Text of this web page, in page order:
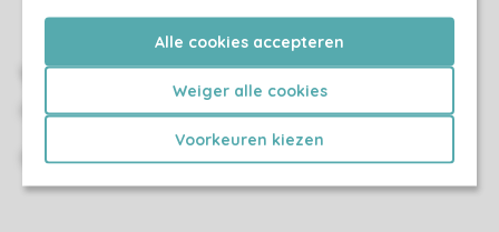
Alle cookies accepteren
Weiger alle cookies
Voorkeuren kiezen
Vragen?
Heb je nog vragen over de zwemlessen?
Stuur een e-mail naar:zwembad@kleinvink.nl.